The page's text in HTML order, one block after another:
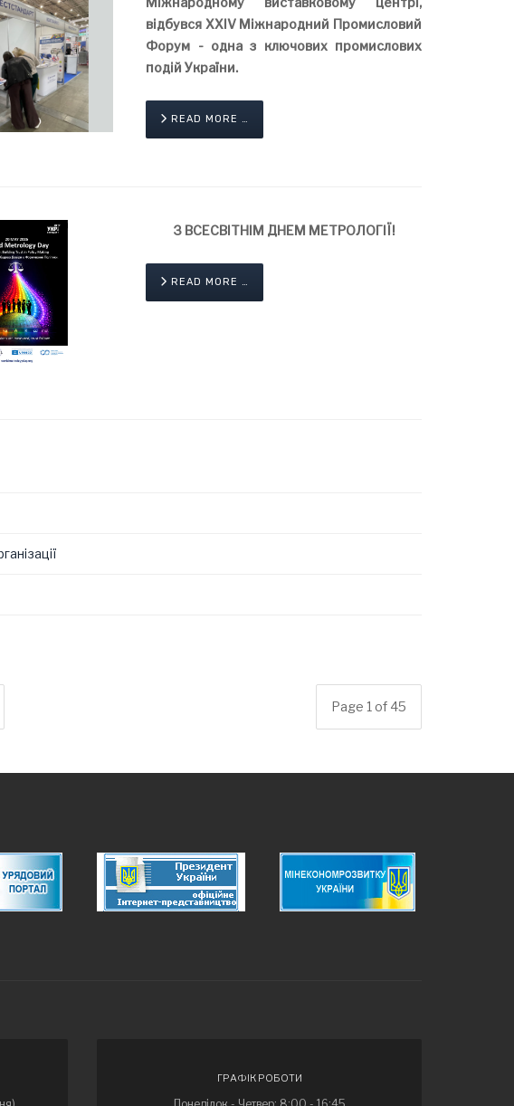
відбувся ХХІV Міжнародний Промисловий
Форум - одна з ключових промислових
подій України.
READ MORE …
З ВСЕСВІТНІМ ДНЕМ МЕТРОЛОГІЇ!
READ MORE …
Page 1 of 45
ГРАФІК РОБОТИ